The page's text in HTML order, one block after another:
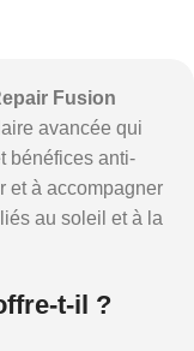
Fusion
avancée qui
bénéfices anti-
et à accompagner
au soleil et à la
t-il ?